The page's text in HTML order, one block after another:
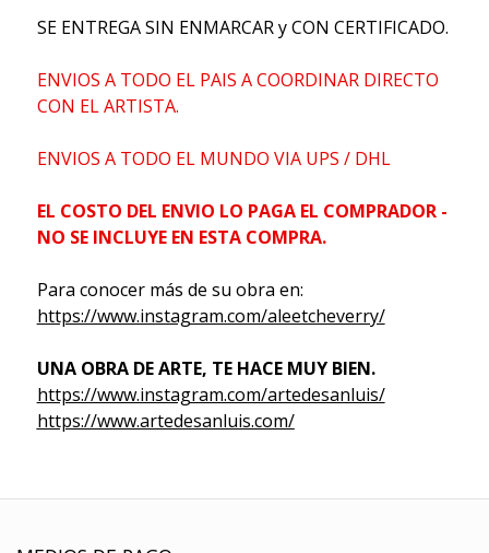
SE ENTREGA SIN ENMARCAR y CON CERTIFICADO.
ENVIOS A TODO EL PAIS A COORDINAR DIRECTO
CON EL ARTISTA.
ENVIOS A TODO EL MUNDO VIA UPS / DHL
EL COSTO DEL ENVIO LO PAGA EL COMPRADOR -
NO SE INCLUYE EN ESTA COMPRA.
Para conocer más de su obra en:
https://www.instagram.com/aleetcheverry/
UNA OBRA DE ARTE, TE HACE MUY BIEN.
https://www.instagram.com/artedesanluis/
https://www.artedesanluis.com/